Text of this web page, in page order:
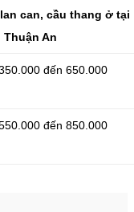
lan can, cầu thang ở tại
Thuận An
đến 650.000
đến 850.000